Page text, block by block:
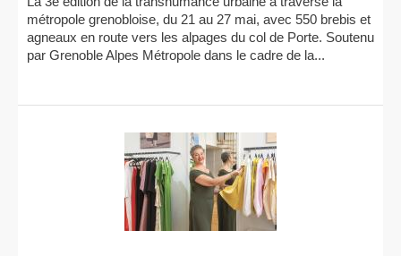
métropole grenobloise, du 21 au 27 mai, avec 550 brebis et
agneaux en route vers les alpages du col de Porte. Soutenu
par Grenoble Alpes Métropole dans le cadre de la...